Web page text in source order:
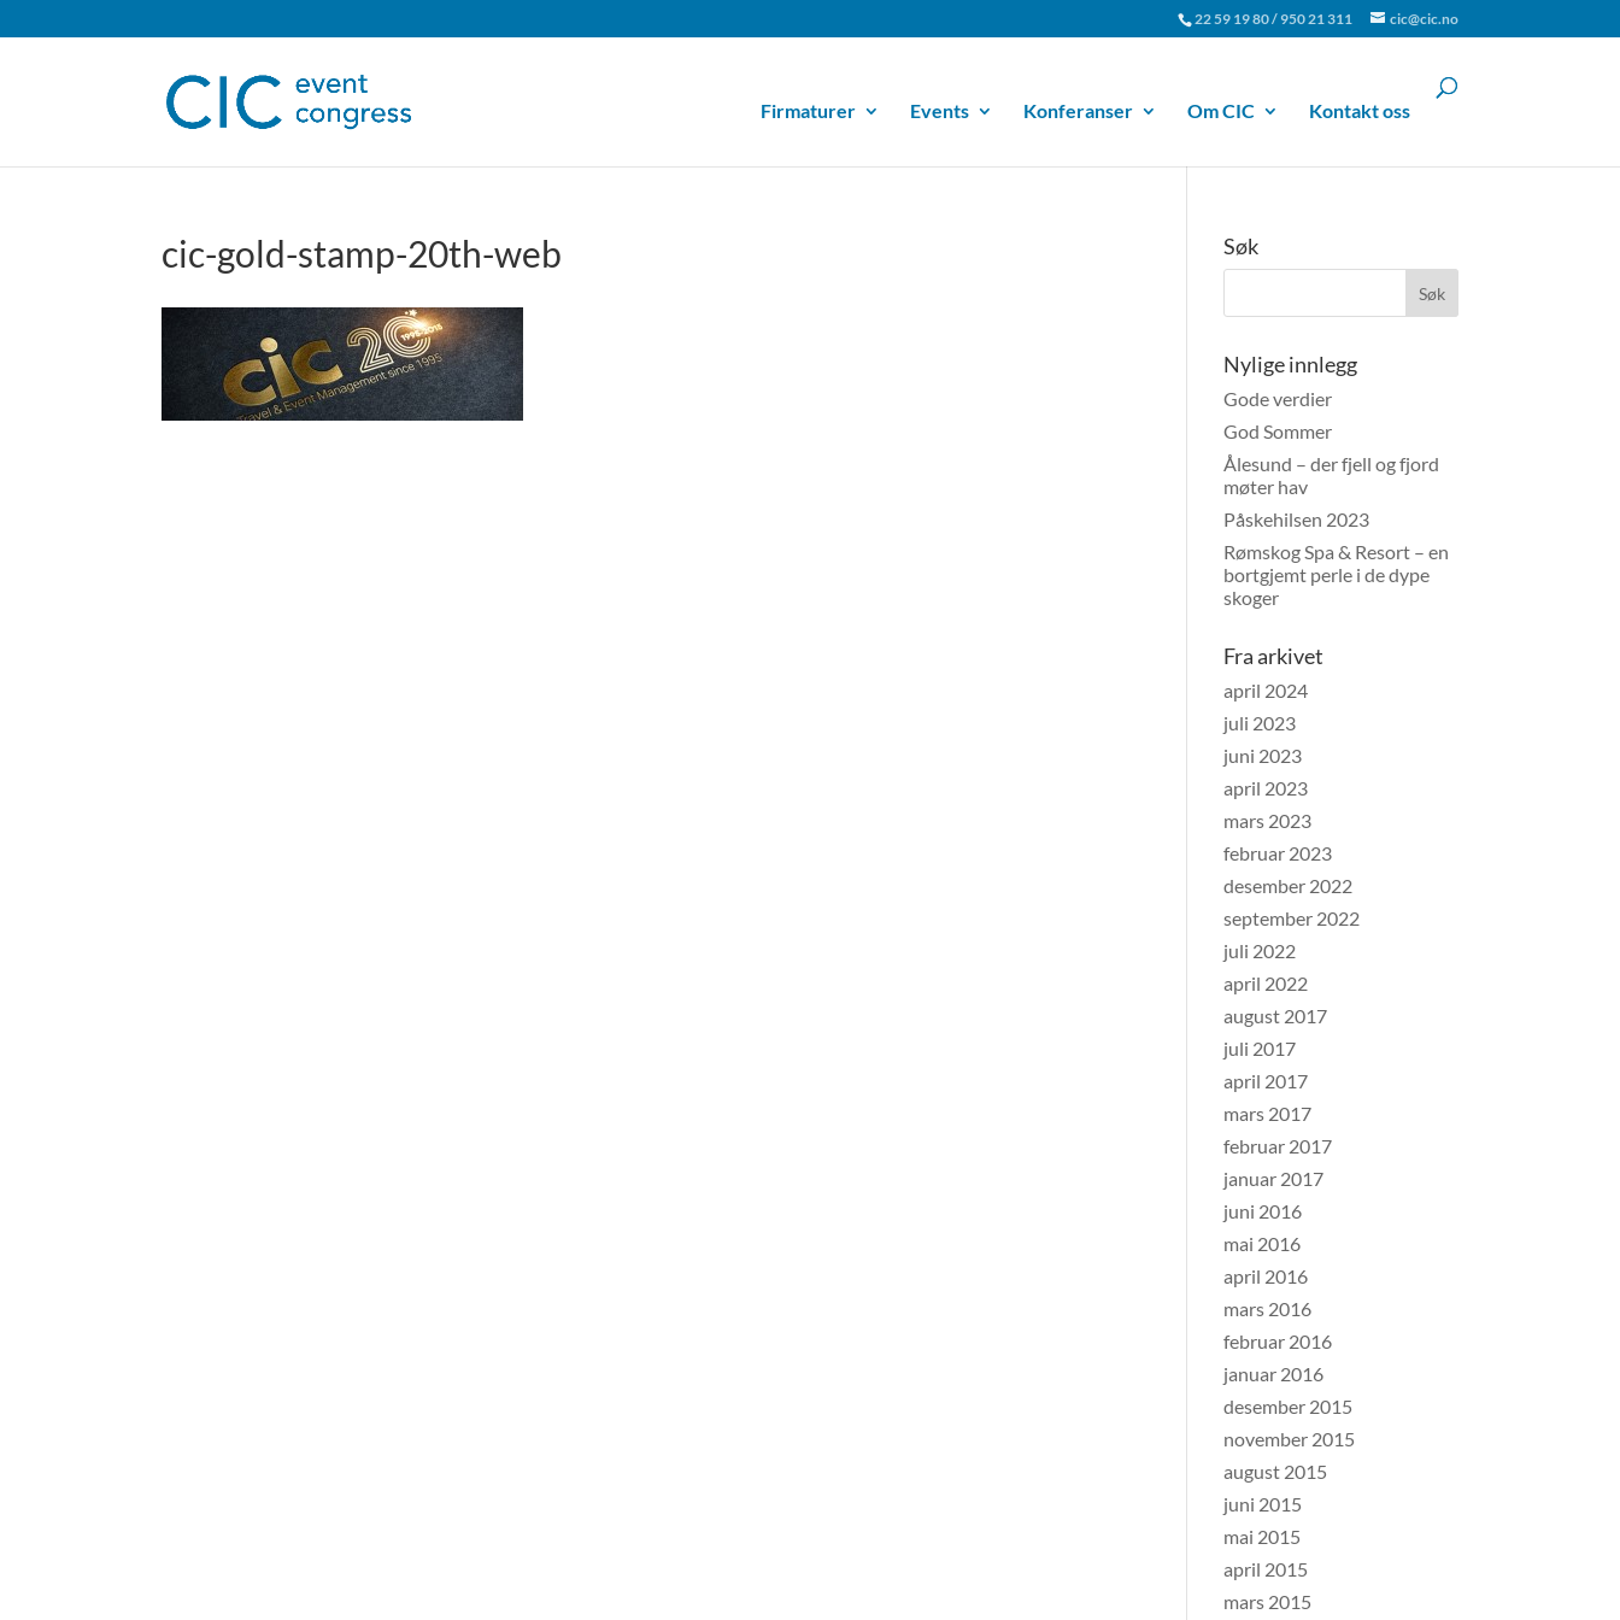
22 59 19 80 / 950 21 311 cic@cic.no
Firmaturer Events Konferanser Om CIC Kontakt oss
cic-gold-stamp-20th-web Søk
Nylige innlegg
Gode verdier
God Sommer
Ålesund – der fjell og fjord
møter hav
Påskehilsen 2023
Rømskog Spa & Resort – en
bortgjemt perle i de dype
skoger
Fra arkivet
april 2024
juli 2023
juni 2023
april 2023
mars 2023
februar 2023
desember 2022
september 2022
juli 2022
april 2022
august 2017
juli 2017
april 2017
mars 2017
februar 2017
januar 2017
juni 2016
mai 2016
april 2016
mars 2016
februar 2016
januar 2016
desember 2015
november 2015
august 2015
juni 2015
mai 2015
april 2015
mars 2015